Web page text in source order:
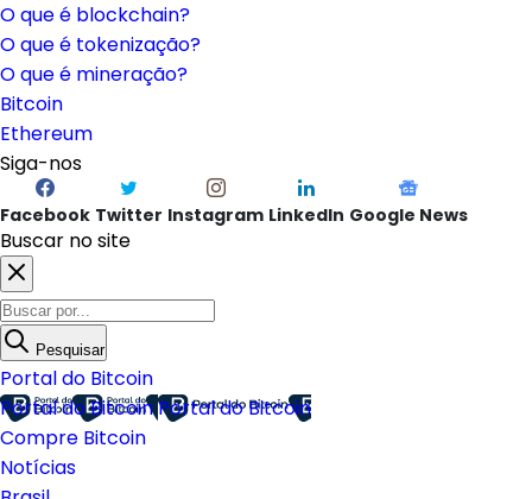
O que é blockchain?
O que é tokenização?
O que é mineração?
Bitcoin
Ethereum
Siga-nos
Facebook Twitter Instagram LinkedIn Google News
Buscar no site
Pesquisar
Portal do Bitcoin
Portal do BitcoinPortal do Bitcoin
Compre Bitcoin
Notícias